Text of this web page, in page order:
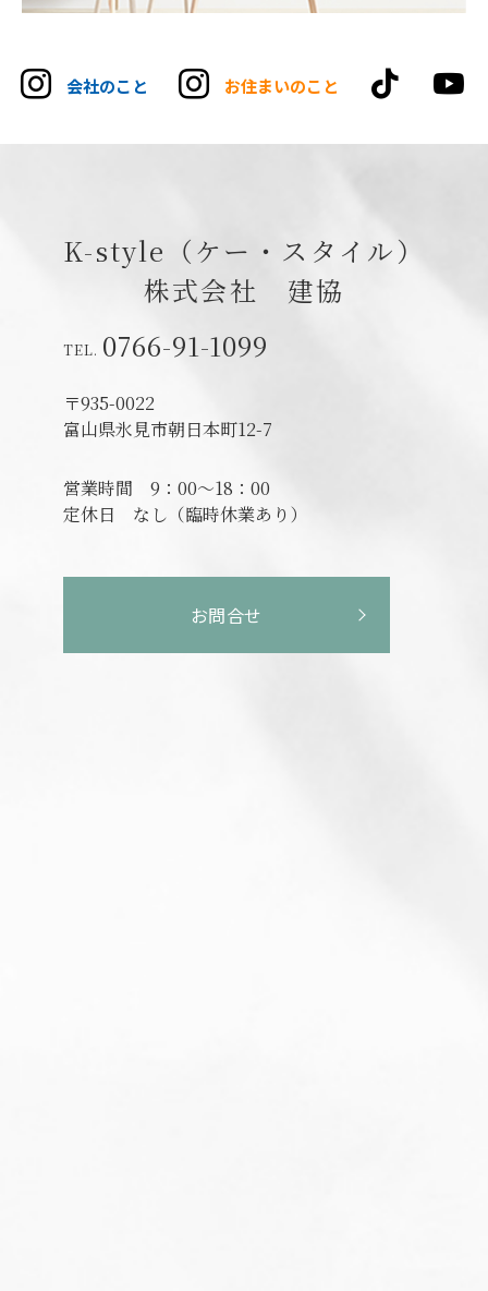
会社のこと お住まいのこと
K-style（ケー・スタイル）
株式会社 建協
0766-91-1099
〒935-0022
富山県氷見市朝日本町12-7
営業時間 9：00～18：00
定休日 なし（臨時休業あり）
お問合せ